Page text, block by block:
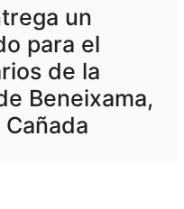
un
para el
de la
Beneixama,